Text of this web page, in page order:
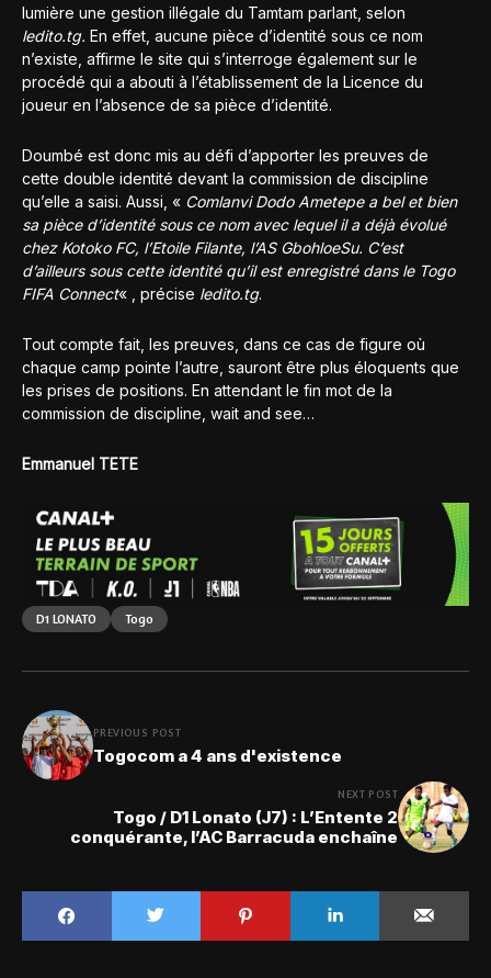
lumière une gestion illégale du Tamtam parlant, selon
ledito.tg. En effet, aucune pièce d’identité sous ce nom
n’existe, affirme le site qui s’interroge également sur le
procédé qui a abouti à l’établissement de la Licence du
joueur en l’absence de sa pièce d’identité.
Doumbé est donc mis au défi d’apporter les preuves de
cette double identité devant la commission de discipline
qu’elle a saisi. Aussi, « Comlanvi Dodo Ametepe a bel et bien
sa pièce d’identité sous ce nom avec lequel il a déjà évolué
chez Kotoko FC, l’Etoile Filante, l’AS GbohloeSu. C’est
d’ailleurs sous cette identité qu’il est enregistré dans le Togo
FIFA Connect« , précise ledito.tg.
Tout compte fait, les preuves, dans ce cas de figure où
chaque camp pointe l’autre, sauront être plus éloquents que
les prises de positions. En attendant le fin mot de la
commission de discipline, wait and see…
Emmanuel TETE
D1 LONATO Togo
PREVIOUS POST
Togocom a 4 ans d'existence
NEXT POST
Togo / D1 Lonato (J7) : L’Entente 2
conquérante, l’AC Barracuda enchaîne